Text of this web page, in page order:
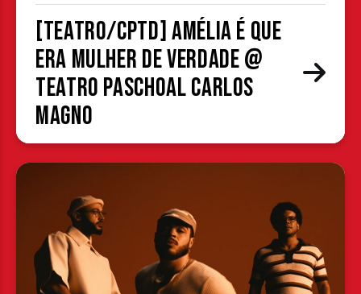
[TEATRO/CPTD] Amélia é que
era mulher de verdade @
Teatro Paschoal Carlos
Magno